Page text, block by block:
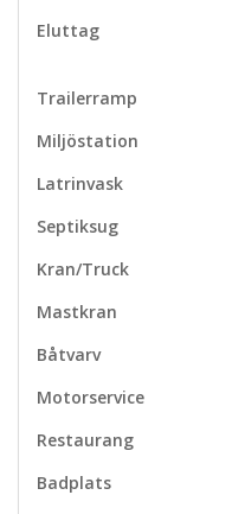
Eluttag
Trailerramp
Miljöstation
Latrinvask
Septiksug
Kran/Truck
Mastkran
Båtvarv
Motorservice
Restaurang
Badplats